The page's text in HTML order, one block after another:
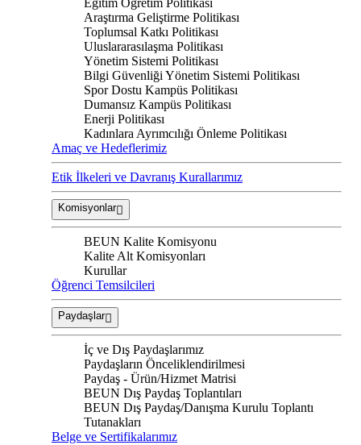
Eğitim Öğretim Politikası
Araştırma Geliştirme Politikası
Toplumsal Katkı Politikası
Uluslararasılaşma Politikası
Yönetim Sistemi Politikası
Bilgi Güvenliği Yönetim Sistemi Politikası
Spor Dostu Kampüs Politikası
Dumansız Kampüs Politikası
Enerji Politikası
Kadınlara Ayrımcılığı Önleme Politikası
Amaç ve Hedeflerimiz
Etik İlkeleri ve Davranış Kurallarımız
Komisyonlar
BEUN Kalite Komisyonu
Kalite Alt Komisyonları
Kurullar
Öğrenci Temsilcileri
Paydaşlar
İç ve Dış Paydaşlarımız
Paydaşların Önceliklendirilmesi
Paydaş - Ürün/Hizmet Matrisi
BEUN Dış Paydaş Toplantıları
BEUN Dış Paydaş/Danışma Kurulu Toplantı
Tutanakları
Belge ve Sertifikalarımız